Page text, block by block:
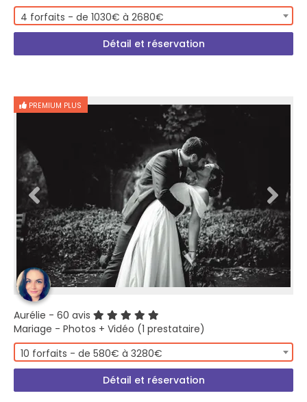
4 forfaits - de 1030€ à 2680€
Détail et réservation
PREMIUM PLUS
Aurélie - 60 avis
Mariage - Photos + Vidéo (1 prestataire)
10 forfaits - de 580€ à 3280€
Détail et réservation